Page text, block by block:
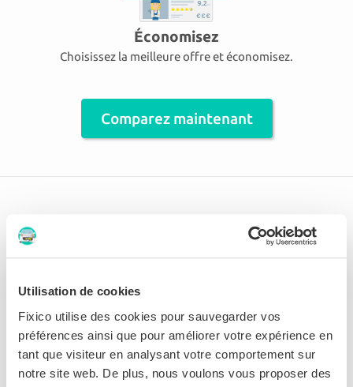
Utilisation de cookies
Fixico utilise des cookies pour sauvegarder vos
préférences ainsi que pour améliorer votre expérience en
tant que visiteur en analysant votre comportement sur
notre site web. De plus, nous voulons vous proposer des
Économisez
Choisissez la meilleure offre et économisez.
Comparez maintenant
Il y a 41 carrossiers affiliés à Balen
et ses environs
9.2 Parfait